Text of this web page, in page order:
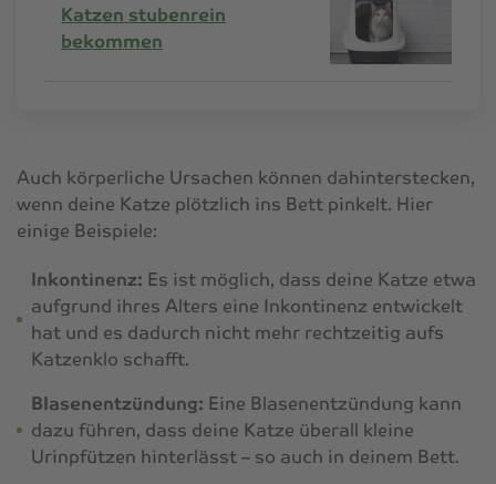
Katzen stubenrein
bekommen
Auch körperliche Ursachen können dahinterstecken,
wenn deine Katze plötzlich ins Bett pinkelt. Hier
einige Beispiele:
Inkontinenz: Es ist möglich, dass deine Katze etwa
aufgrund ihres Alters eine Inkontinenz entwickelt
hat und es dadurch nicht mehr rechtzeitig aufs
Katzenklo schafft.
Blasenentzündung: Eine Blasenentzündung kann
dazu führen, dass deine Katze überall kleine
Urinpfützen hinterlässt – so auch in deinem Bett.